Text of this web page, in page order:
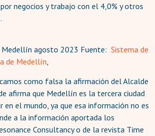
negocios y trabajo con el 4,0% y otros
agosto 2023 Fuente: Sistema de
de Medellín,
como falsa la afirmación del Alcalde
afirma que Medellín es la tercera ciudad
en el mundo, ya que esa información no es
a la información aportada los
Consultancy o de la revista Time